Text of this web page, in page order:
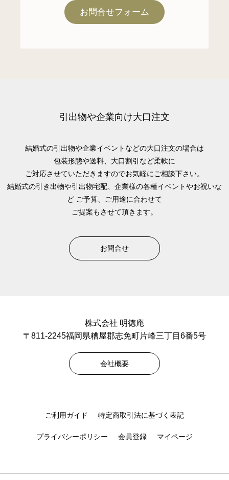
お問合せフォーム
引出物や企業向け大口注文
結婚式の引出物や企業イベントなどの大口注文の場合は
包装形態や送料、大口割引など柔軟に
ご対応させていただきますのでお気軽にご相談下さい。
結婚式の引き出物や引出物宅配、企業様の各種イベントやお祝いな
ど ご予算、ご用途に合わせて
ご提案もさせて頂きます。
お問合せ
株式会社 明徳庵
〒811-2245福岡県糟屋郡志免町片峰三丁目6番5号
会社概要
ご利用ガイド 特定商取引法に基づく表記
プライバシーポリシー 会員登録 マイページ